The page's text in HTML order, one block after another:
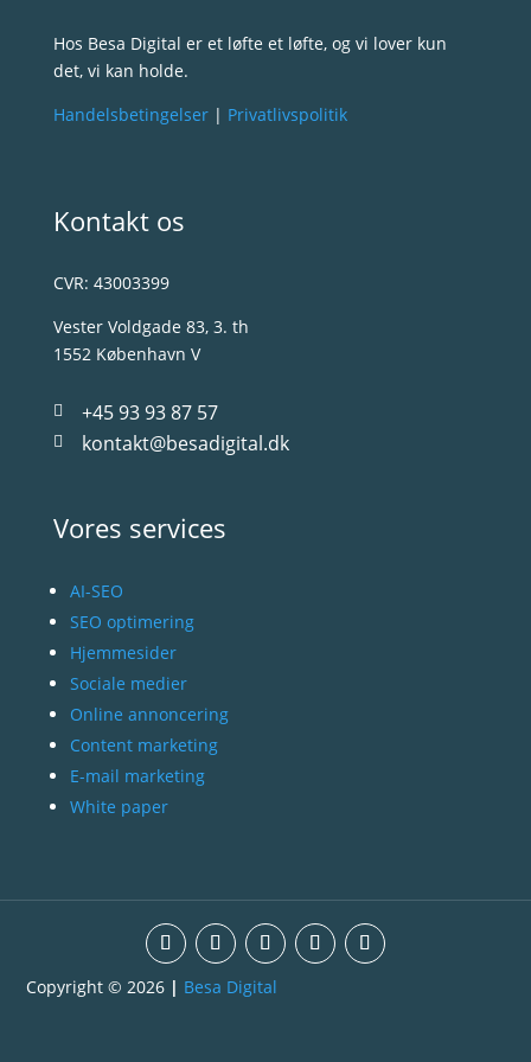
Hos Besa Digital er et løfte et løfte, og vi lover kun
det, vi kan holde.
Handelsbetingelser| Privatlivspolitik
Kontakt os
CVR: 43003399
Vester Voldgade 83, 3. th
1552 København V
 +45 93 93 87 57
 kontakt@besadigital.dk
Vores services
AI-SEO
SEO optimering
Hjemmesider
Sociale medier
Online annoncering
Content marketing
E-mail marketing
White paper
Copyright © 2026 | Besa Digital